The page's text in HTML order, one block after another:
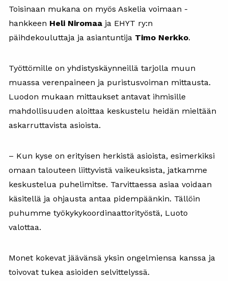
Toisinaan mukana on myös Askelia voimaan -
hankkeen Heli Niromaa ja EHYT ry:n
päihdekouluttaja ja asiantuntija Timo Nerkko.
Työttömille on yhdistyskäynneillä tarjolla muun
muassa verenpaineen ja puristusvoiman mittausta.
Luodon mukaan mittaukset antavat ihmisille
mahdollisuuden aloittaa keskustelu heidän mieltään
askarruttavista asioista.
– Kun kyse on erityisen herkistä asioista, esimerkiksi
omaan talouteen liittyvistä vaikeuksista, jatkamme
keskustelua puhelimitse. Tarvittaessa asiaa voidaan
käsitellä ja ohjausta antaa pidempäänkin. Tällöin
puhumme työkykykoordinaattorityöstä, Luoto
valottaa.
Monet kokevat jäävänsä yksin ongelmiensa kanssa ja
toivovat tukea asioiden selvittelyssä.